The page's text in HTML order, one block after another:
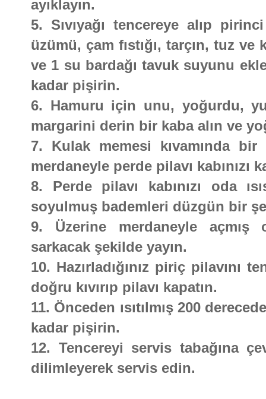
ayıklayın.
5. Sıvıyağı tencereye alıp
üzümü, çam fıstığı, tarçın, tuz
ve 1 su bardağı tavuk suyunu
kadar pişirin.
6. Hamuru için unu, yoğurdu,
margarini derin bir kaba alın ve
7. Kulak memesi kıvamında bir
merdaneyle perde pilavı kabınızı
8. Perde pilavı kabınızı oda
soyulmuş bademleri düzgün bir
9. Üzerine merdaneyle açmış
sarkacak şekilde yayın.
10. Hazırladığınız piriç pilavını
doğru kıvırıp pilavı kapatın.
11. Önceden ısıtılmış 200
kadar pişirin.
12. Tencereyi servis tabağına
dilimleyerek servis edin.